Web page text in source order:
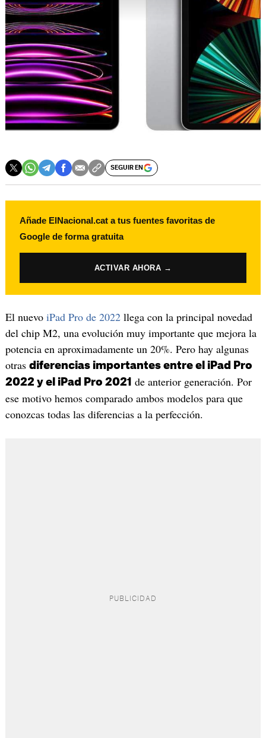
SEGUIR EN
Añade ElNacional.cat a tus fuentes favoritas de
Google de forma gratuita
ACTIVAR AHORA →
El nuevo iPad Pro de 2022llega con la principal novedad
del chip M2, una evolución muy importante que mejora la
potencia en aproximadamente un 20%. Pero hay algunas
otras diferencias importantes entre el iPad Pro
2022 y el iPad Pro 2021 de anterior generación. Por
ese motivo hemos comparado ambos modelos para que
conozcas todas las diferencias a la perfección.